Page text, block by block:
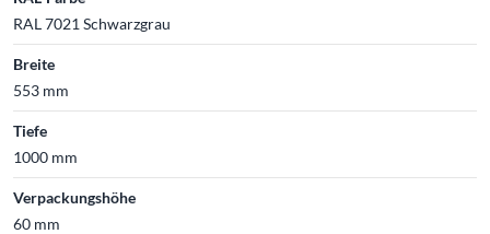
RAL 7021 Schwarzgrau
Breite
553 mm
Tiefe
1000 mm
Verpackungshöhe
60 mm